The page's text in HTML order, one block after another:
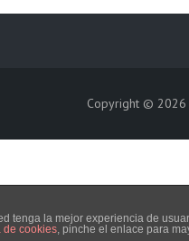
Copyright © 2026
tenga la mejor experiencia de
de cookies, pinche el enlace para